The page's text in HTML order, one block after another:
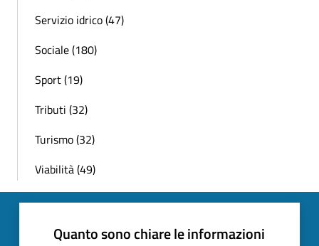
Servizio idrico (47)
Sociale (180)
Sport (19)
Tributi (32)
Turismo (32)
Viabilità (49)
Quanto sono chiare le informazioni